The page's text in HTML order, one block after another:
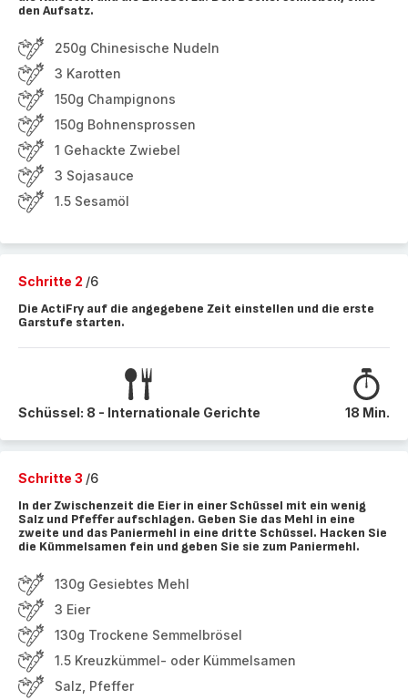
den Aufsatz.
250g Chinesische Nudeln
3 Karotten
150g Champignons
150g Bohnensprossen
1 Gehackte Zwiebel
3 Sojasauce
1.5 Sesamöl
Schritte 2 /6
Die ActiFry auf die angegebene Zeit einstellen und die erste
Garstufe starten.
Schüssel: 8 - Internationale Gerichte 18 Min.
Schritte 3 /6
In der Zwischenzeit die Eier in einer Schüssel mit ein wenig
Salz und Pfeffer aufschlagen. Geben Sie das Mehl in eine
zweite und das Paniermehl in eine dritte Schüssel. Hacken Sie
die Kümmelsamen fein und geben Sie sie zum Paniermehl.
130g Gesiebtes Mehl
3 Eier
130g Trockene Semmelbrösel
1.5 Kreuzkümmel- oder Kümmelsamen
Salz, Pfeffer